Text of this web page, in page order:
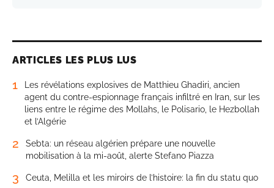
ARTICLES LES PLUS LUS
1
Les révélations explosives de Matthieu Ghadiri, ancien
agent du contre-espionnage français infiltré en Iran, sur les
liens entre le régime des Mollahs, le Polisario, le Hezbollah
et l’Algérie
2
Sebta: un réseau algérien prépare une nouvelle
mobilisation à la mi-août, alerte Stefano Piazza
3 Ceuta, Melilla et les miroirs de l’histoire: la fin du statu quo